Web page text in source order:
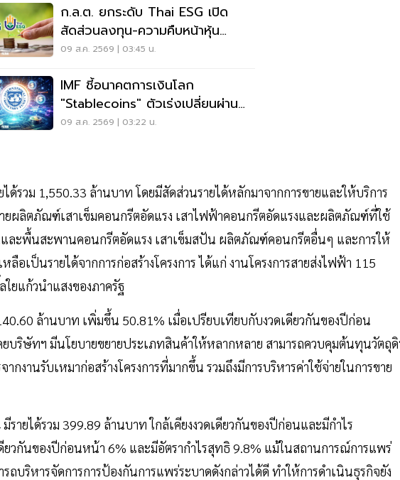
ก.ล.ต. ยกระดับ Thai ESG เปิด
สัดส่วนลงทุน-ความคืบหน้าหุ้น
JUMP+
09 ส.ค. 2569 | 03:45 น.
IMF ชี้อนาคตการเงินโลก
"Stablecoins" ตัวเร่งเปลี่ยนผ่าน
ระบบชำระเงิน
09 ส.ค. 2569 | 03:22 น.
รวม 1,550.33 ล้านบาท โดยมีสัดส่วนรายได้หลักมาจากการขายและให้บริการ
ยผลิตภัณฑ์เสาเข็มคอนกรีตอัดแรง เสาไฟฟ้าคอนกรีตอัดแรงและผลิตภัณฑ์ที่ใช้
ะพื้นสะพานคอนกรีตอัดแรง เสาเข็มสปัน ผลิตภัณฑ์คอนกรีตอื่นๆ และการให้
อเป็นรายได้จากการก่อสร้างโครงการ ได้แก่ งานโครงการสายส่งไฟฟ้า 115
ใยแก้วนำแสงของภาครัฐ
ล้านบาท เพิ่มขึ้น 50.81% เมื่อเปรียบเทียบกับงวดเดียวกันของปีก่อน
บริษัทฯ มีนโยบายขยายประเภทสินค้าให้หลากหลาย สามารถควบคุมต้นทุนวัตถุ
งานรับเหมาก่อสร้างโครงการที่มากขึ้น รวมถึงมีการบริหารค่าใช้จ่ายในการขาย
ายได้รวม 399.89 ล้านบาท ใกล้เคียงงวดเดียวกันของปีก่อนและมีกำไร
ยวกันของปีก่อนหน้า 6% และมีอัตรากำไรสุทธิ 9.8% แม้ในสถานการณ์การแพร่
ถบริหารจัดการการป้องกันการแพร่ระบาดดังกล่าวได้ดี ทำให้การดำเนินธุรกิจยัง